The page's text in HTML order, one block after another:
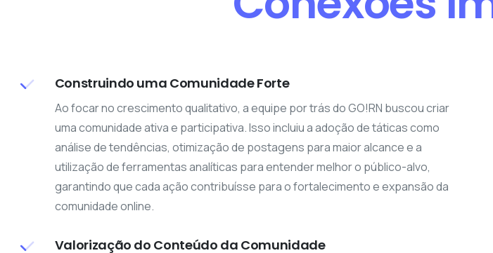
Construindo uma Comunidade Forte
Ao focar no crescimento qualitativo, a equipe por trás do GO!RN buscou criar
uma comunidade ativa e participativa. Isso incluiu a adoção de táticas como
análise de tendências, otimização de postagens para maior alcance e a
utilização de ferramentas analíticas para entender melhor o público-alvo,
garantindo que cada ação contribuísse para o fortalecimento e expansão da
comunidade online.
Valorização do Conteúdo da Comunidade